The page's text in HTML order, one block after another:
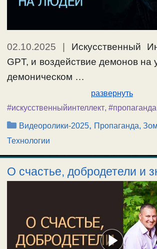
02.10.2025 | Искусственный
GPT, и воздействие демонов
демоническом …
развернуть
#искусственныйинтеллект, #пропаганда
Рубрики
Видеоролики-2025, Пропаганда,
Технологии
О счастье, добродетели и